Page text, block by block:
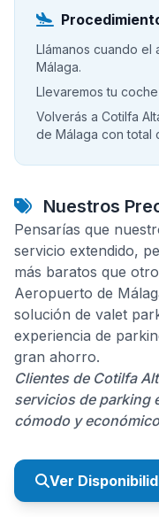
Llámanos cuando
Málaga.
Llevaremos tu
Volverás a Cotilfa
de Málaga con total
Nuestros
Pensarías que
servicio extendido,
más baratos que
Aeropuerto de
solución de valet
experiencia de
gran ahorro.
Clientes de Cotilfa
servicios de parking
cómodo y
Ver